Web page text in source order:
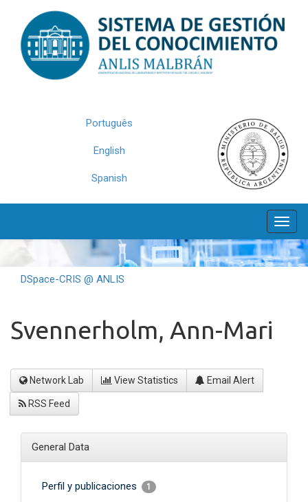
navigation
Português
English
Spanish
DSpace-CRIS @ ANLIS
Svennerholm, Ann-Mari
Network Lab View Statistics Email Alert
RSS Feed
General Data
Perfil y publicaciones 1